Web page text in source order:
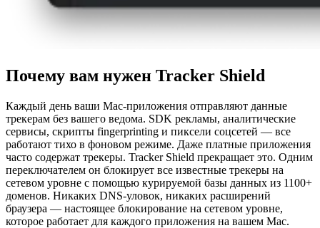
Почему вам нужен Tracker Shield
Каждый день ваши Mac-приложения отправляют данные
трекерам без вашего ведома. SDK рекламы, аналитические
сервисы, скрипты fingerprinting и пиксели соцсетей — все
работают тихо в фоновом режиме. Даже платные приложения
часто содержат трекеры. Tracker Shield прекращает это. Одним
переключателем он блокирует все известные трекеры на
сетевом уровне с помощью курируемой базы данных из 1100+
доменов. Никаких DNS-уловок, никаких расширений
браузера — настоящее блокирование на сетевом уровне,
которое работает для каждого приложения на вашем Mac.